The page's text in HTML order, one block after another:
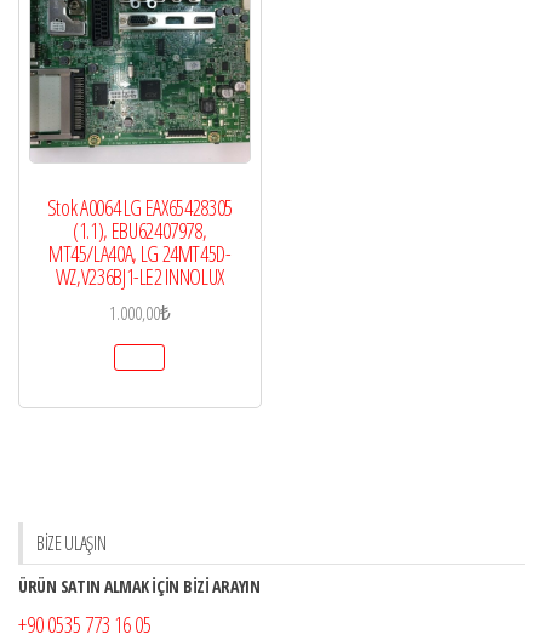
Stok A0064 LG EAX65428305
(1.1), EBU62407978,
MT45/LA40A, LG 24MT45D-
WZ,V236BJ1-LE2 INNOLUX
1.000,00₺
BİZE ULAŞIN
ÜRÜN SATIN ALMAK İÇİN BİZİ ARAYIN
+90 0535 773 16 05